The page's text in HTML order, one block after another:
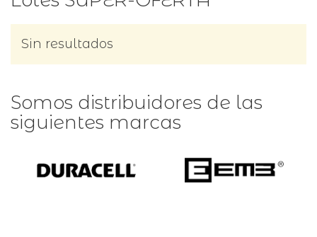
Sin resultados
Somos distribuidores de las
siguientes marcas